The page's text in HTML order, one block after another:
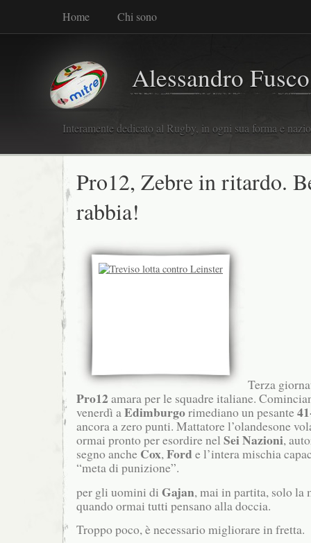
Home Chi sono
Alessandro Fusco
Interamente dedicato al Rugby, in ogni sua forma e
Pro12, Zebre in ritardo.
rabbia!
Terza
Pro12amara per le squadre italiane.
venerdì aEdimburgorimediano un pesante
ancora a zero punti. Mattatore l’olandesone
ormai pronto per esordire nel Sei Nazioni,
segno anche Cox,Ford e l’intera mischia
“meta di punizione”.
per gli uomini di Gajan, mai in partita, solo la
quando ormai tutti pensano alla doccia.
Troppo poco, è necessario migliorare in fretta.